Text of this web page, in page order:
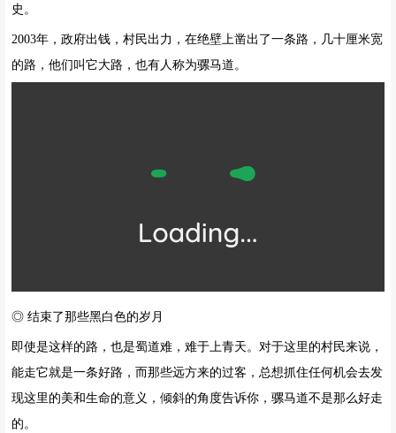
史。
2003年，政府出钱，村民出力，在绝壁上凿出了一条路，几十厘米宽
的路，他们叫它大路，也有人称为骡马道。
◎ 结束了那些黑白色的岁月
即使是这样的路，也是蜀道难，难于上青天。对于这里的村民来说，
能走它就是一条好路，而那些远方来的过客，总想抓住任何机会去发
现这里的美和生命的意义，倾斜的角度告诉你，骡马道不是那么好走
的。